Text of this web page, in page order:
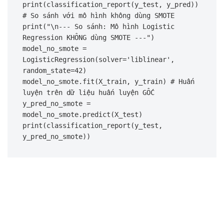
print(classification_report(y_test, y_pred))
# So sánh với mô hình không dùng SMOTE
print("\n--- So sánh: Mô hình Logistic
Regression KHÔNG dùng SMOTE ---")
model_no_smote =
LogisticRegression(solver='liblinear',
random_state=42)
model_no_smote.fit(X_train, y_train) # Huấn
luyện trên dữ liệu huấn luyện GỐC
y_pred_no_smote =
model_no_smote.predict(X_test)
print(classification_report(y_test,
y_pred_no_smote))